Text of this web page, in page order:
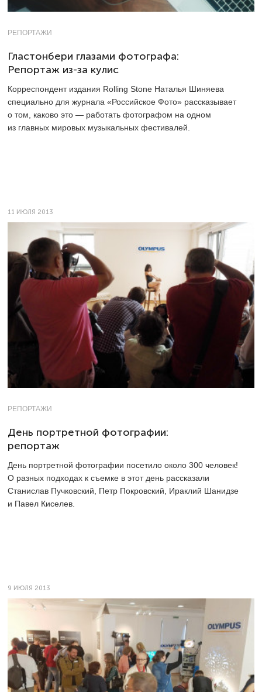
РЕПОРТАЖИ
Гластонбери глазами фотографа:
Репортаж из-за кулис
Корреспондент издания Rolling Stone Наталья Шиняева
специально для журнала «Российское Фото» рассказывает
о том, каково это — работать фотографом на одном
из главных мировых музыкальных фестивалей.
11 ИЮЛЯ 2013
РЕПОРТАЖИ
День портретной фотографии:
репортаж
День портретной фотографии посетило около 300 человек!
О разных подходах к съемке в этот день рассказали
Станислав Пучковский, Петр Покровский, Ираклий Шанидзе
и Павел Киселев.
9 ИЮЛЯ 2013